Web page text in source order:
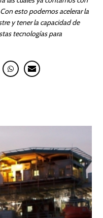
esto podemos acelerar la
y tener la capacidad de
tecnologías para